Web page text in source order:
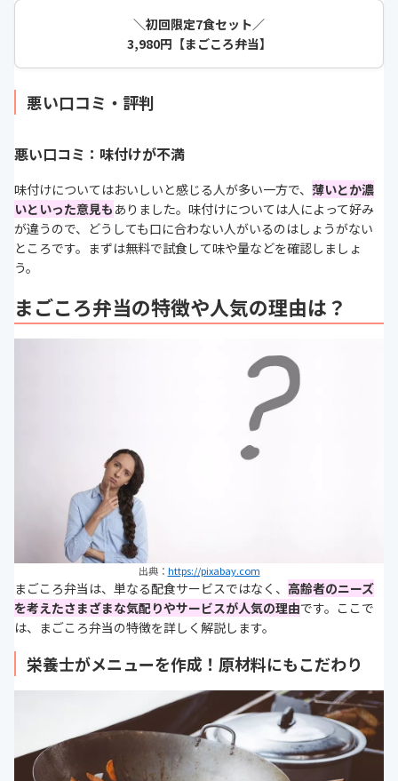
＼初回限定7食セット／
3,980円【まごころ弁当】
悪い口コミ・評判
悪い口コミ：味付けが不満
味付けについてはおいしいと感じる人が多い一方で、 薄いとか濃
いといった意見も ありました。味付けについては人によって好み
が違うので、どうしても口に合わない人がいるのはしょうがない
ところです。まずは無料で試食して味や量などを確認しましょ
う。
まごころ弁当の特徴や人気の理由は？
出典： https://pixabay.com
まごころ弁当は、単なる配食サービスではなく、 高齢者のニーズ
を考えたさまざまな気配りやサービスが人気の理由です。ここで
は、まごころ弁当の特徴を詳しく解説します。
栄養士がメニューを作成！原材料にもこだわり